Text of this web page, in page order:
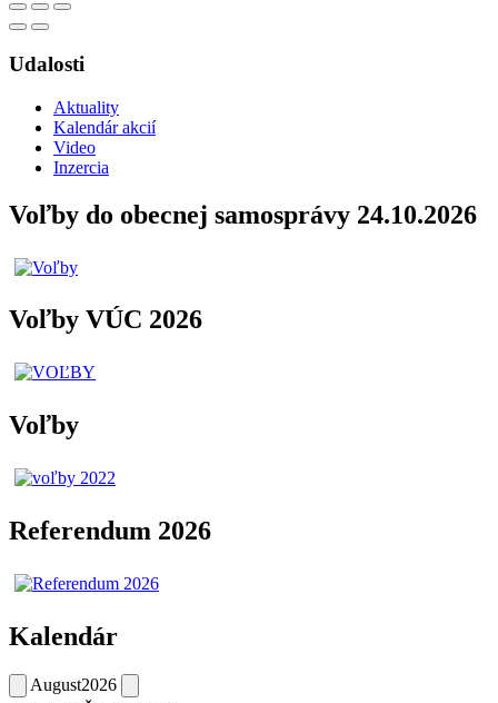
Udalosti
Aktuality
Kalendár akcií
Video
Inzercia
Voľby do obecnej samosprávy 24.10.2026
Voľby VÚC 2026
Voľby
Referendum 2026
Kalendár
August2026